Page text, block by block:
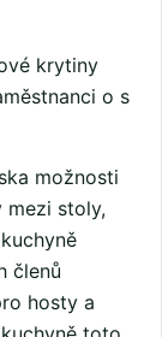
krytiny
o s
možnosti
mezi stoly,
členů
hosty a